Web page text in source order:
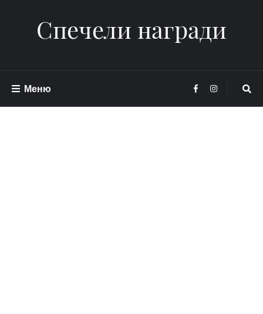
Спечели награди
Меню